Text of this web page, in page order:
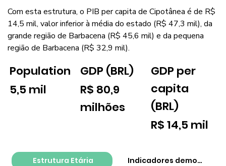
Estrutura Etária Indicadores
Com esta estrutura, o PIB per capita de Cipotânea é de R$
14,5 mil, valor inferior à média do estado (R$ 47,3 mil), da
grande região de Barbacena (R$ 45,6 mil) e da pequena
região de Barbacena (R$ 32,9 mil).
Population
5,5 mil
GDP (BRL)
R$ 80,9
milhões
GDP per
capita
(BRL)
R$ 14,5 mil